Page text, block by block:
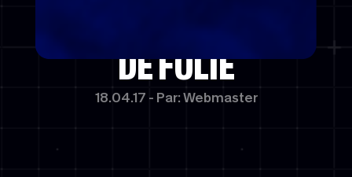
DE FOLIE
18.04.17 - Par: Webmaster